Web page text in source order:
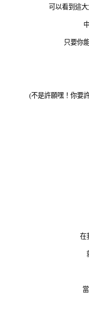
可以看到這
只要你
(不是許願嘿！你要
在